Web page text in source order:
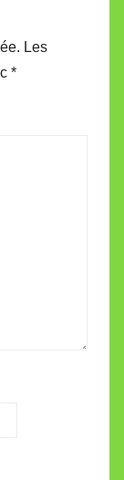
Les
*